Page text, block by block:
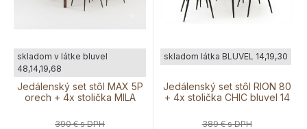
Jedálenský set stôl MAX 5P
orech + 4x stolička MILA
skladom v látke bluvel
48,14,19,68
390 €s DPH
Jedálenský set stôl RION 80
+ 4x stolička CHIC bluvel 14
skladom látka BLUVEL 14,19,30
389 €s DPH